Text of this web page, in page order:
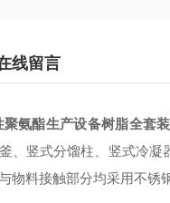
线留言
氨酯生产设备树脂全套
、竖式分馏柱、竖式冷
物料接触部分均采用不锈